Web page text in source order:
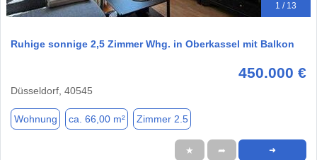
1 / 13
Ruhige sonnige 2,5 Zimmer Whg. in Oberkassel mit Balkon
450.000 €
Düsseldorf, 40545
Wohnung ca. 66,00 m² Zimmer 2.5
★ ➦ ➜